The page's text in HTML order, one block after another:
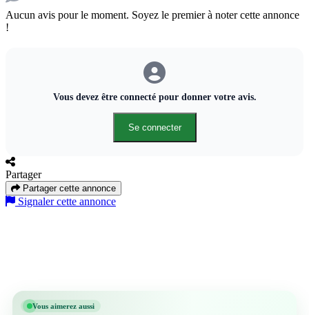
Aucun avis pour le moment. Soyez le premier à noter cette annonce
!
Vous devez être connecté pour donner votre avis.
Se connecter
Partager
Partager cette annonce
Signaler cette annonce
Vous aimerez aussi